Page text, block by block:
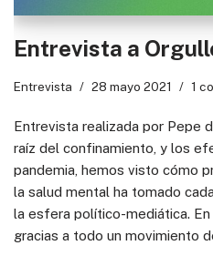
Entrevista a
Entrevista 28 mayo 2021 1
Entrevista realizada por Pepe
raíz del confinamiento, y los
pandemia, hemos visto cómo
la salud mental ha tomado
la esfera político-mediática. En
gracias a todo un movimiento